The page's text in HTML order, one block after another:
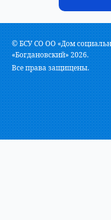
© БСУ СО ОО «Дом
«Богдановский» 2026.
Все права защищены.